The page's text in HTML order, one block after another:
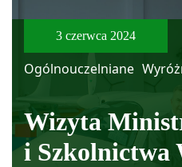
3 czerwca 2024
Ogólnouczelniane
Wizyta
i Szkolnictwa